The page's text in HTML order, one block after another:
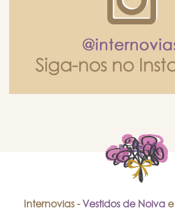
Internovias - Vestidos de Noiva e